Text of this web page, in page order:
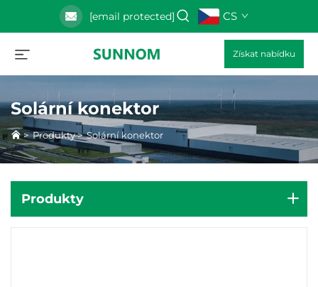
[email protected] CS
Získat nabídku
Solární konektor
>Produkty>Solární konektor
Produkty